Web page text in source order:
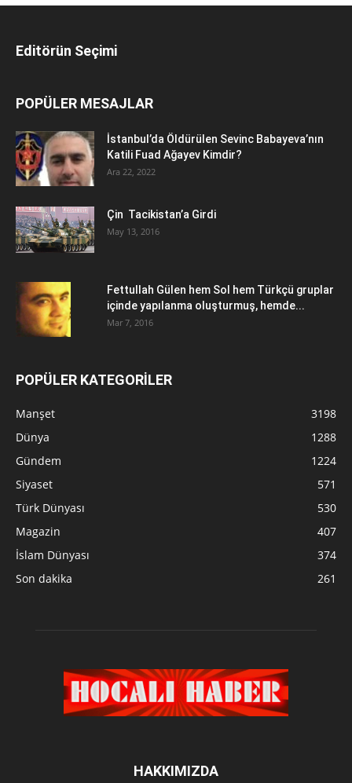
Editörün Seçimi
POPÜLER MESAJLAR
İstanbul’da Öldürülen Sevinc Babayeva’nın
Katili Fuad Ağayev Kimdir?
Ara 22, 2022
Çin Tacikistan’a Girdi
May 13, 2016
Fettullah Gülen hem Sol hem Türkçü gruplar
içinde yapılanma oluşturmuş, hemde...
Mar 7, 2016
POPÜLER KATEGORİLER
Manşet
3198
Dünya
1288
Gündem
1224
Siyaset
571
Türk Dünyası
530
Magazin
407
İslam Dünyası
374
Son dakika
261
HAKKIMIZDA